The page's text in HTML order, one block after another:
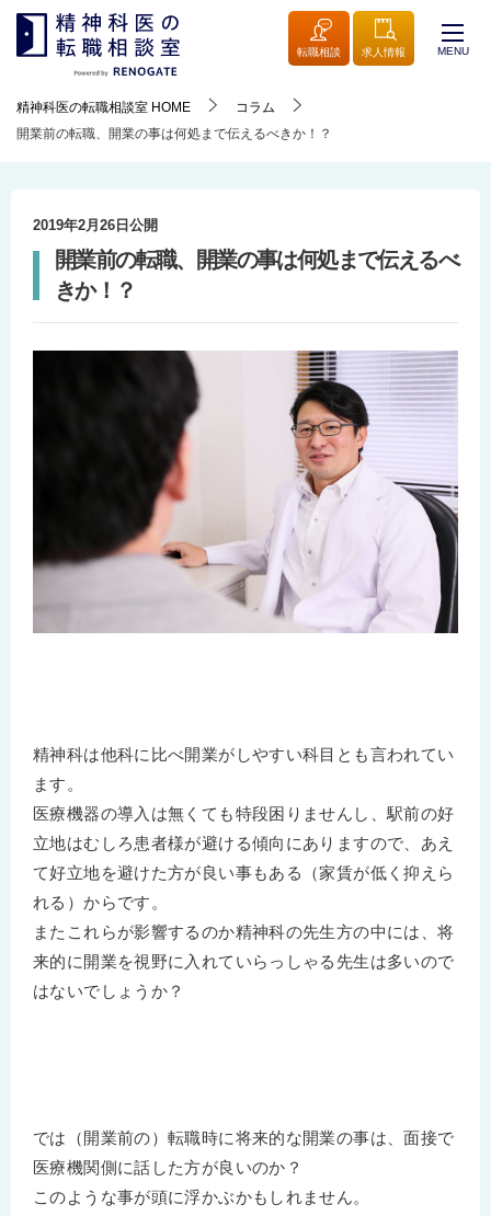
転職相談 求人情報 MENU
精神科医の転職相談室 HOME
コラム
開業前の転職、開業の事は何処まで伝えるべきか！？
2019年2月26日 公開
開業前の転職、開業の事は何処まで伝えるべ
きか！？
精神科は他科に比べ開業がしやすい科目とも言われてい
ます。
医療機器の導入は無くても特段困りませんし、駅前の好
立地はむしろ患者様が避ける傾向にありますので、あえ
て好立地を避けた方が良い事もある（家賃が低く抑えら
れる）からです。
またこれらが影響するのか精神科の先生方の中には、将
来的に開業を視野に入れていらっしゃる先生は多いので
はないでしょうか？
では（開業前の）転職時に将来的な開業の事は、面接で
医療機関側に話した方が良いのか？
このような事が頭に浮かぶかもしれません。